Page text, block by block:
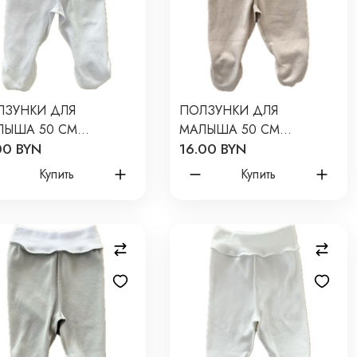
ДЛЯ
50 СМ
: БЕЛЫЙ Т-132
BYN
Купить
ПОЛЗУНКИ ДЛЯ
МАЛЫША 50 СМ
NEWBORN
ОДНОТОННЫЕ:
КАПУЧИНО Т-132
16.00 BYN
Купить